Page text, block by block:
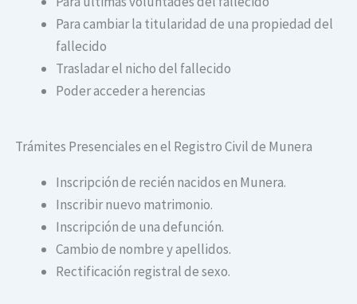
Para cambiar la titularidad de una propiedad del
fallecido
Trasladar el nicho del fallecido
Poder acceder a herencias
Trámites Presenciales en el Registro Civil de Munera
Inscripción de recién nacidos en Munera.
Inscribir nuevo matrimonio.
Inscripción de una defunción.
Cambio de nombre y apellidos.
Rectificación registral de sexo.